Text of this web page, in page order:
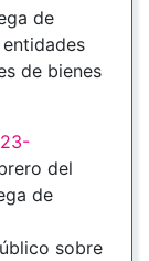
de
de bienes
del
de
sobre